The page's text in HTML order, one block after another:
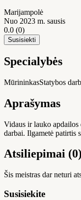
Marijampolė
Nuo 2023 m. sausis
0.0 (0)
Susisiekti
Specialybės
MūrininkasStatybos
Aprašymas
Vidaus ir lauko
darbai. Ilgametė patirtis
Atsiliepimai (0)
Šis meistras dar neturi
Susisiekite